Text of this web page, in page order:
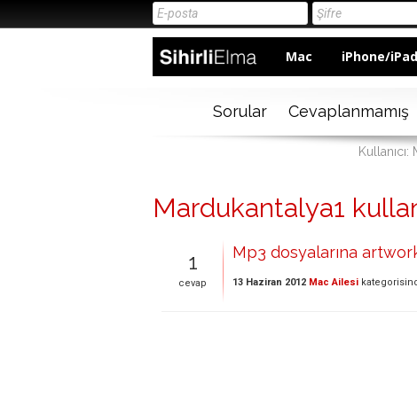
Mac iPhone/iPad
Sorular Cevaplanmamış
Mardukantalya1
1
cevap
Mp3 dosyalarına
13 Haziran 2012 Mac Ailesi